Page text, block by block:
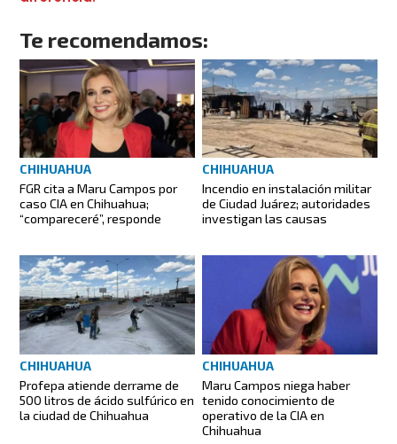
Te recomendamos:
CHIHUAHUA
FGR cita a Maru Campos por
caso CIA en Chihuahua;
“compareceré”, responde
CHIHUAHUA
Incendio en instalación militar
de Ciudad Juárez; autoridades
investigan las causas
CHIHUAHUA
Profepa atiende derrame de
500 litros de ácido sulfúrico en
la ciudad de Chihuahua
CHIHUAHUA
Maru Campos niega haber
tenido conocimiento de
operativo de la CIA en
Chihuahua